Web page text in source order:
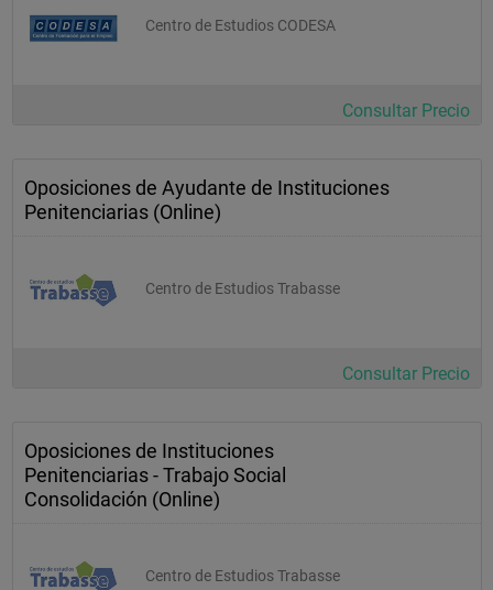
Centro de Estudios CODESA
Consultar Precio
Oposiciones de Ayudante de Instituciones
Penitenciarias (Online)
Centro de Estudios Trabasse
Consultar Precio
Oposiciones de Instituciones
Penitenciarias - Trabajo Social
Consolidación (Online)
Centro de Estudios Trabasse